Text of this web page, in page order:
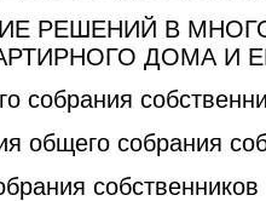
РЕШЕНИЙ В
ДОМА И
собрания
общего собрания